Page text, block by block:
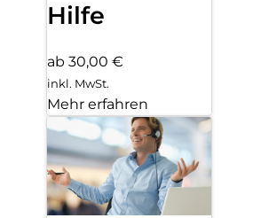
Hilfe
ab 30,00 €
inkl. MwSt.
Mehr erfahren